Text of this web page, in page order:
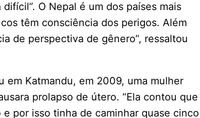
O Nepal é um dos países mais
têm consciência dos perigos. Além
de perspectiva de gênero”, ressaltou
em Katmandu, em 2009, uma mulher
prolapso de útero. “Ela contou que
por isso tinha de caminhar quase cinco